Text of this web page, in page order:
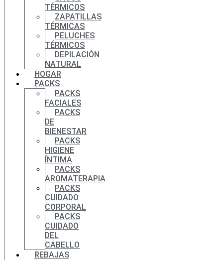
TÉRMICOS
ZAPATILLAS
TÉRMICAS
PELUCHES
TÉRMICOS
DEPILACIÓN
NATURAL
HOGAR
PACKS
PACKS
FACIALES
PACKS
DE
BIENESTAR
PACKS
HIGIENE
ÍNTIMA
PACKS
AROMATERAPIA
PACKS
CUIDADO
CORPORAL
PACKS
CUIDADO
DEL
CABELLO
REBAJAS